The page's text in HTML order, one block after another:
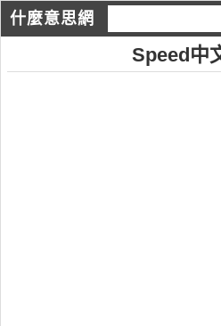
什麼意思網
Speed中